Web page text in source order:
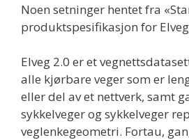
Noen setninger hentet fra
produktspesifikasjon for Elveg
Elveg 2.0 er et
alle kjørbare veger som er
eller del av et nettverk, samt
sykkelveger og sykkelveger
veglenkegeometri. Fortau,